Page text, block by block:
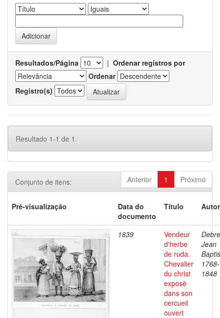
Resultados/Página | Ordenar registros por
Ordenar
Registro(s)
Resultado 1-1 de 1.
Anterior 1 Próximo
Conjunto de itens:
Pré-visualização
Data do
documento
Título
1839
Vendeur
d'herbe
de ruda.
Chevalier
du christ
exposè
dans son
cercueil
ouvert
Jean
1768-
1848